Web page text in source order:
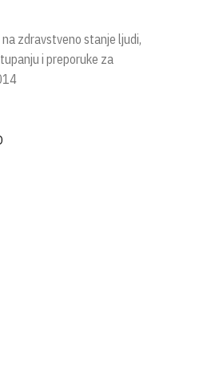
zdravstveno stanje ljudi,
i preporuke za